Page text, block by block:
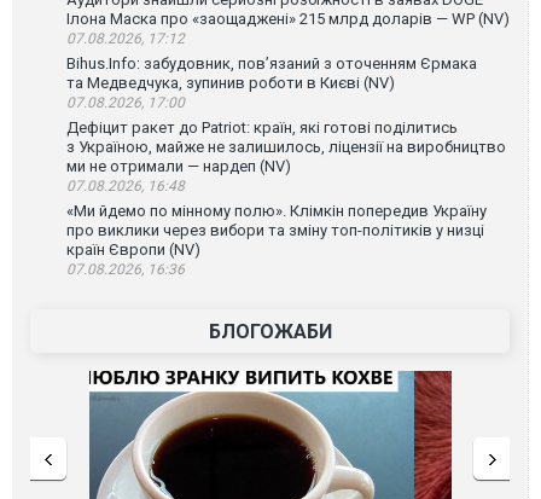
Ілона Маска про «заощаджені» 215 млрд доларів — WP (NV)
07.08.2026, 17:12
Bihus.Info: забудовник, пов’язаний з оточенням Єрмака
та Медведчука, зупинив роботи в Києві (NV)
07.08.2026, 17:00
Дефіцит ракет до Patriot: країн, які готові поділитись
з Україною, майже не залишилось, ліцензії на виробництво
ми не отримали — нардеп (NV)
07.08.2026, 16:48
«Ми йдемо по мінному полю». Клімкін попередив Україну
про виклики через вибори та зміну топ-політиків у низці
країн Європи (NV)
07.08.2026, 16:36
БЛОГОЖАБИ